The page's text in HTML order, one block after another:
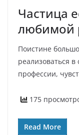
Частица
любимой
Поистине
реализоваться
профессии,
175
Read More